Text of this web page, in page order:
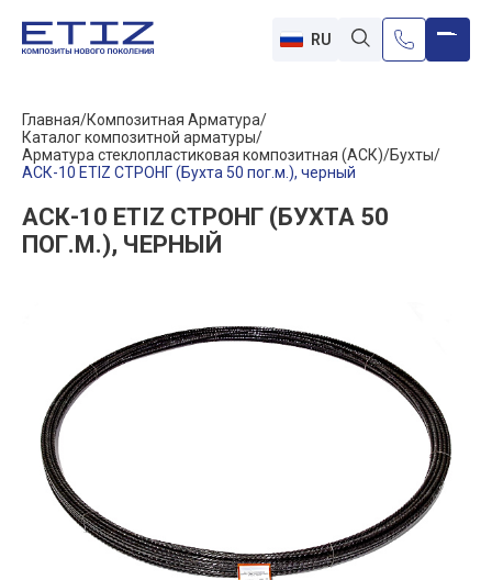
RU
Главная Композитная Арматура
Каталог композитной арматуры
Арматура стеклопластиковая композитная (АСК) Бухты
АСК-10 ETIZ СТРОНГ (Бухта 50 пог.м.), черный
АСК-10 ETIZ СТРОНГ (БУХТА 50
ПОГ.М.), ЧЕРНЫЙ